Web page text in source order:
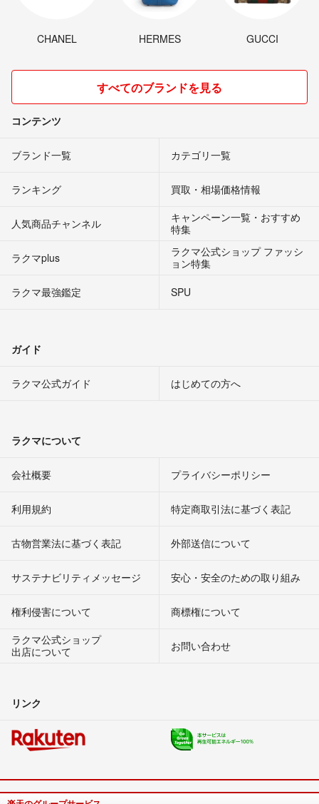
CHANEL HERMES GUCCI
すべてのブランドを見る
コンテンツ
ブランド一覧 カテゴリ一覧
ランキング 買取・相場価格情報
人気商品チャンネル
キャンペーン一覧・おすすめ
特集
ラクマplus
ラクマ公式ショップ ファッシ
ョン特集
ラクマ最強鑑定
SPU
ガイド
ラクマ公式ガイド はじめての方へ
ラクマについて
会社概要 プライバシーポリシー
利用規約 特定商取引法に基づく表記
古物営業法に基づく表記 外部送信について
サステナビリティメッセージ 安心・安全のための取り組み
権利侵害について
商標権について
ラクマ公式ショップ
出店について
お問い合わせ
リンク